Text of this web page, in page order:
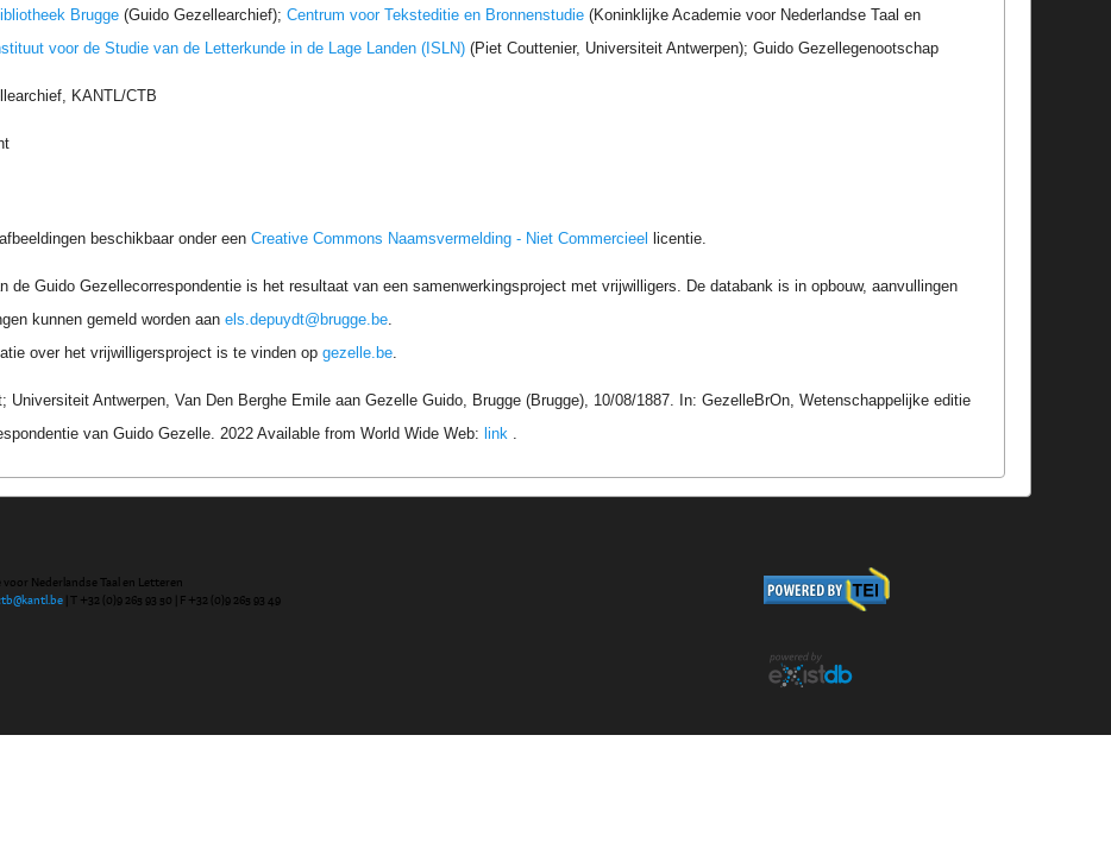
Brugge (Guido Gezellearchief);Centrum voor Teksteditie en Bronnenstudie (Koninklijke Academie voor Nederlandse Taal en
voor de Studie van de Letterkunde in de Lage Landen (ISLN) (Piet Couttenier, Universiteit Antwerpen); Guido Gezellegenootschap
KANTL/CTB
beschikbaar onder eenCreative Commons Naamsvermelding - Niet Commercieel licentie.
de Guido Gezellecorrespondentie is het resultaat van een samenwerkingsproject met vrijwilligers. De databank is in opbouw, aanvullingen
kunnen gemeld worden aanels.depuydt@brugge.be.
over het vrijwilligersproject is te vinden opgezelle.be.
Universiteit Antwerpen, Van Den Berghe Emile aan Gezelle Guido, Brugge (Brugge), 10/08/1887. In: GezelleBrOn, Wetenschappelijke editie
van Guido Gezelle. 2022 Available from World Wide Web: link .
voor Nederlandse Taal en Letteren
| T +32 (0)9 265 93 50 | F +32 (0)9 265 93 49